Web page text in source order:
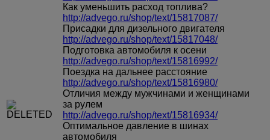
Как уменьшить расход топлива?
http://advego.ru/shop/text/15817087/
Присадки для дизельного двигателя
http://advego.ru/shop/text/15817048/
Подготовка автомобиля к осени
http://advego.ru/shop/text/15816992/
Поездка на дальнее расстояние
http://advego.ru/shop/text/15816980/
Отличия между мужчинами и женщинами
за рулем
http://advego.ru/shop/text/15816934/
Оптимальное давление в шинах
автомобиля